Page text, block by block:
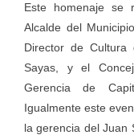
Este homenaje se
Alcalde del
Director de Cultura
Sayas, y el
Gerencia de
Igualmente este
la gerencia del Juan